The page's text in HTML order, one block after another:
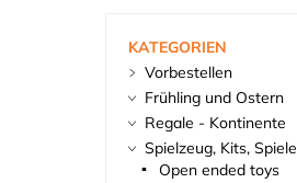
KATEGORIEN
Vorbestellen
Frühling und Ostern
Regale - Kontinente
Spielzeug, Kits, Spiele
Open ended toys